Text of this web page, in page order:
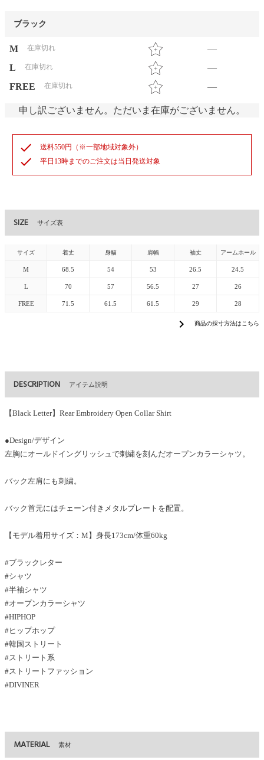
ブラック
M 在庫切れ
—
L
在庫切れ
—
FREE
在庫切れ —
申し訳ございません。ただいま在庫がございません。
check 送料550円（※一部地域対象外）
check 平日13時までのご注文は当日発送対象
SIZE サイズ表
サイズ 着丈 身幅 肩幅 袖丈 アームホール
M 68.5 54 53 26.5 24.5
L 70 57 56.5 27 26
FREE 71.5 61.5 61.5 29 28
chevron_right 商品の採寸方法はこちら
DESCRIPTION アイテム説明
【Black Letter】Rear Embroidery Open Collar Shirt
●Design/デザイン
左胸にオールドイングリッシュで刺繍を刻んだオープンカラーシャツ。
バック左肩にも刺繍。
バック首元にはチェーン付きメタルプレートを配置。
【モデル着用サイズ：M】身長173cm/体重60kg
#ブラックレター
#シャツ
#半袖シャツ
#オープンカラーシャツ
#HIPHOP
#ヒップホップ
#韓国ストリート
#ストリート系
#ストリートファッション
#DIVINER
MATERIAL 素材